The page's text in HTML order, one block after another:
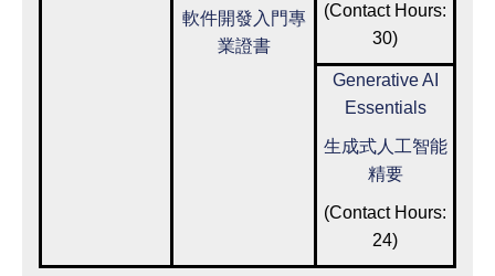
軟件開發入門專
業證書
(Contact Hours:
30)
Generative AI
Essentials
生成式人工智能
精要
(Contact Hours:
24)